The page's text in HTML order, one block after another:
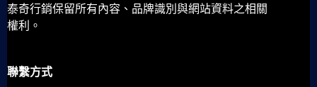
泰奇行銷保留所有內容、品牌識別與網站資料之相關
權利。
聯繫方式